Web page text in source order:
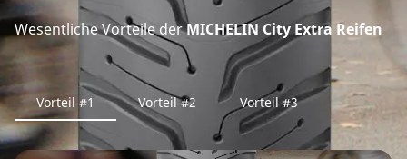
Wesentliche Vorteile derMICHELIN City Extra Reifen
Vorteil #1 Vorteil #2 Vorteil #3